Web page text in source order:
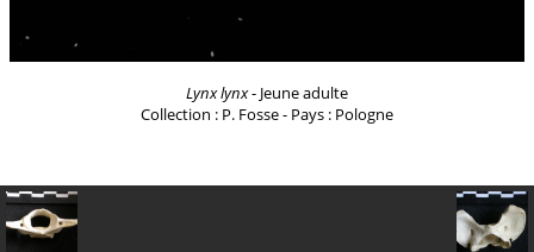
Lynx lynx- Jeune adulte
Collection : P. Fosse - Pays : Pologne